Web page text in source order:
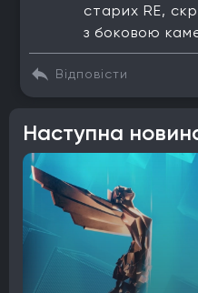
старих RE,
з боковою
Відповісти
Наступна